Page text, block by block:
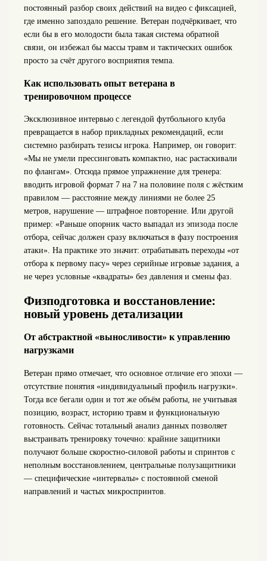
постоянный разбор своих действий на видео с фиксацией,
где именно запоздало решение. Ветеран подчёркивает, что
если бы в его молодости была такая система обратной
связи, он избежал бы массы травм и тактических ошибок
просто за счёт другого восприятия темпа.
Как использовать опыт ветерана в
тренировочном процессе
Эксклюзивное интервью с легендой футбольного клуба
превращается в набор прикладных рекомендаций, если
системно разбирать тезисы игрока. Например, он говорит:
«Мы не умели прессинговать компактно, нас растаскивали
по флангам». Отсюда прямое упражнение для тренера:
вводить игровой формат 7 на 7 на половине поля с жёстким
правилом — расстояние между линиями не более 25
метров, нарушение — штрафное повторение. Или другой
пример: «Раньше опорник часто выпадал из эпизода после
отбора, сейчас должен сразу включаться в фазу построения
атаки». На практике это значит: отрабатывать переходы «от
отбора к первому пасу» через серийные игровые задания, а
не через условные «квадраты» без давления и смены фаз.
Физподготовка и восстановление:
новый уровень детализации
От абстрактной «выносливости» к управлению
нагрузками
Ветеран прямо отмечает, что основное отличие его эпохи —
отсутствие понятия «индивидуальный профиль нагрузки».
Тогда все бегали один и тот же объём работы, не учитывая
позицию, возраст, историю травм и функциональную
готовность. Сейчас тотальный анализ данных позволяет
выстраивать тренировку точечно: крайние защитники
получают больше скоростно-силовой работы и спринтов с
неполным восстановлением, центральные полузащитники
— специфические «интервалы» с постоянной сменой
направлений и частых микроспринтов.